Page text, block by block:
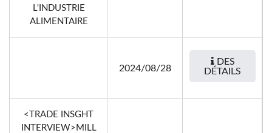
L'INDUSTRIE
ALIMENTAIRE
2024/08/28
DES
DÉTAILS
<TRADE INSGHT
INTERVIEW>MILL